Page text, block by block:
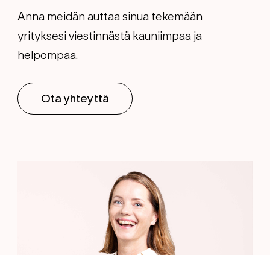
Anna meidän auttaa sinua tekemään
yrityksesi viestinnästä kauniimpaa ja
helpompaa.
Ota yhteyttä